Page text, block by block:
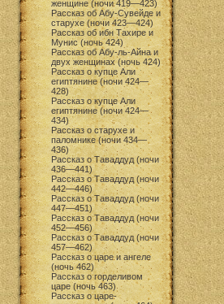
женщине (ночи 419—423)
Рассказ об Абу-Сувейде и
старухе (ночи 423—424)
Рассказ об ибн Тахире и
Мунис (ночь 424)
Рассказ об Абу-ль-Айна и
двух женщинах (ночь 424)
Рассказ о купце Али
египтянине (ночи 424—
428)
Рассказ о купце Али
египтянине (ночи 424—
434)
Рассказ о старухе и
паломнике (ночи 434—
436)
Рассказ о Таваддуд (ночи
436—441)
Рассказ о Таваддуд (ночи
442—446)
Рассказ о Таваддуд (ночи
447—451)
Рассказ о Таваддуд (ночи
452—456)
Рассказ о Таваддуд (ночи
457—462)
Рассказ о царе и ангеле
(ночь 462)
Рассказ о горделивом
царе (ночь 463)
Рассказ о царе-